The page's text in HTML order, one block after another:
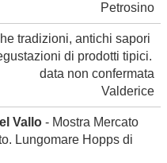
Petrosino
tradizioni, antichi sapori
di prodotti tipici.
data non confermata
Valderice
Vallo - Mostra Mercato
Lungomare Hopps di